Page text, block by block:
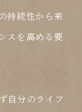
持続性から来
スを高める要
自分のライフ